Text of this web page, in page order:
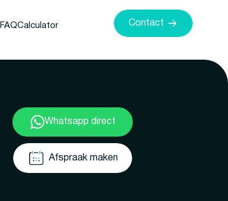
FAQCalculator Contact
Whatsapp direct
Afspraak maken